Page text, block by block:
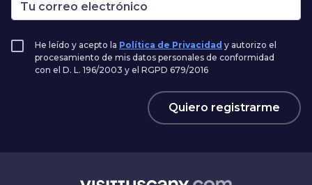
He leído y acepto la Política de Privacidad y autorizo el
procesamiento de mis datos personales de conformidad
con el D. L. 196/2003 y el RGPD 679/2016
Quiero registrarme